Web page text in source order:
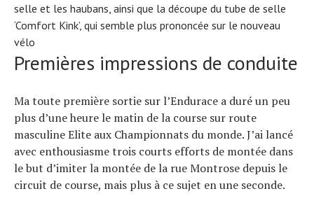
selle et les haubans, ainsi que la découpe du tube de selle
‘Comfort Kink’, qui semble plus prononcée sur le nouveau
vélo
Premières impressions de conduite
Ma toute première sortie sur l’Endurace a duré un peu
plus d’une heure le matin de la course sur route
masculine Elite aux Championnats du monde. J’ai lancé
avec enthousiasme trois courts efforts de montée dans
le but d’imiter la montée de la rue Montrose depuis le
circuit de course, mais plus à ce sujet en une seconde.